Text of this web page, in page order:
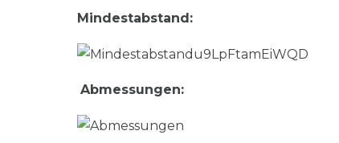
Mindestabstand:
Abmessungen: